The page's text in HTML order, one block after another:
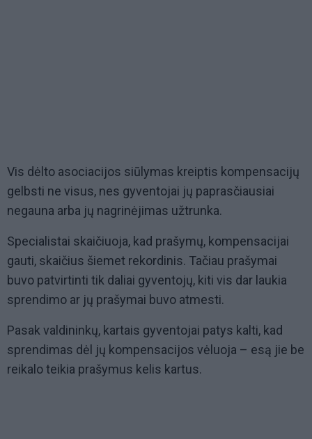
Vis dėlto asociacijos siūlymas kreiptis kompensacijų
gelbsti ne visus, nes gyventojai jų paprasčiausiai
negauna arba jų nagrinėjimas užtrunka.
Specialistai skaičiuoja, kad prašymų, kompensacijai
gauti, skaičius šiemet rekordinis. Tačiau prašymai
buvo patvirtinti tik daliai gyventojų, kiti vis dar laukia
sprendimo ar jų prašymai buvo atmesti.
Pasak valdininkų, kartais gyventojai patys kalti, kad
sprendimas dėl jų kompensacijos vėluoja – esą jie be
reikalo teikia prašymus kelis kartus.